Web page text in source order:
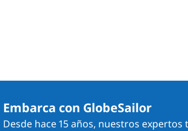
Embarca con GlobeSailor
Desde hace 15 años, nuestros